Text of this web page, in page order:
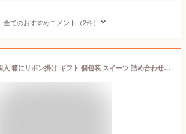
全てのおすすめコメント（2件）
マカロン 12個入 箱にリボン掛け ギフト 個包装 スイーツ 詰め合わせ プレゼント 常温保存可 手提げ袋対応可能 天使がくれたマカロン 母の日 誕生日 退職 お礼 お菓子 内祝い [冷]